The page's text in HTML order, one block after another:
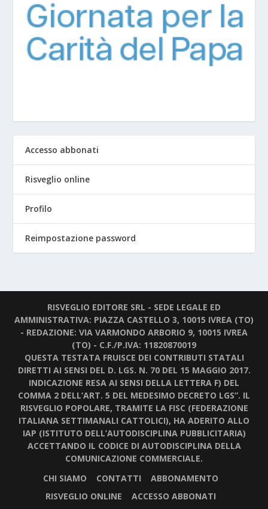
Accesso abbonati
Risveglio online
Profilo
Reimpostazione password
RISVEGLIO EDITORE SRL - SEDE LEGALE ED
AMMINISTRATIVA: PIAZZA CASTELLO 3, 10015 IVREA (TO)
- REDAZIONE: VIA VARMONDO ARBORIO 9, 10015 IVREA
(TO) - C.F./P.IVA: 11820870019
QUESTA TESTATA FRUISCE DEI CONTRIBUTI STATALI
DIRETTI AI SENSI DEL D. LGS. N. 70 DEL 15 MAGGIO 2017.
INDICAZIONE RESA AI SENSI DELLA LETTERA F) DEL
COMMA 2 DELL’ART. 5 DEL MEDESIMO DECRETO LGS”. IL
RISVEGLIO POPOLARE, TRAMITE LA FISC (FEDERAZIONE
ITALIANA SETTIMANALI CATTOLICI), HA ADERITO ALLO
IAP (ISTITUTO DELL’AUTODISCIPLINA PUBBLICITARIA)
ACCETTANDO IL CODICE DI AUTODISCIPLINA DELLA
COMUNICAZIONE COMMERCIALE.
CHI SIAMO
CONTATTI
ABBONAMENTO
RISVEGLIO ONLINE
ACCESSO ABBONATI